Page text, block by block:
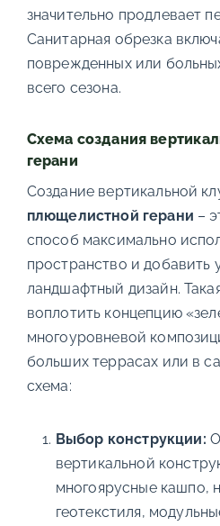
значительно продлевает
Санитарная обрезка
поврежденных или
всего сезона.
Схема создания
герани
Создание вертикальной
плющелистной герани –
способ максимально
пространство и добавить
ландшафтный дизайн.
воплотить концепцию
многоуровневой
больших террасах или в
схема:
Выбор конструкции:
вертикальной
многоярусные кашпо,
геотекстиля,